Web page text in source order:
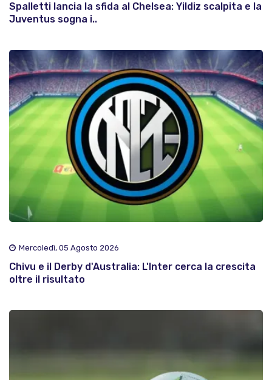
Spalletti lancia la sfida al Chelsea: Yildiz scalpita e la
Juventus sogna i..
Mercoledì, 05 Agosto 2026
Chivu e il Derby d'Australia: L'Inter cerca la crescita
oltre il risultato